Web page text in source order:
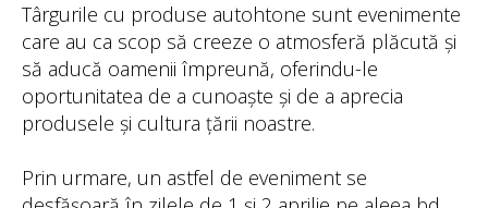
Târgurile cu produse autohtone sunt evenimente
care au ca scop să creeze o atmosferă plăcută și
să aducă oamenii împreună, oferindu-le
oportunitatea de a cunoaște și de a aprecia
produsele și cultura țării noastre.
Prin urmare, un astfel de eveniment se